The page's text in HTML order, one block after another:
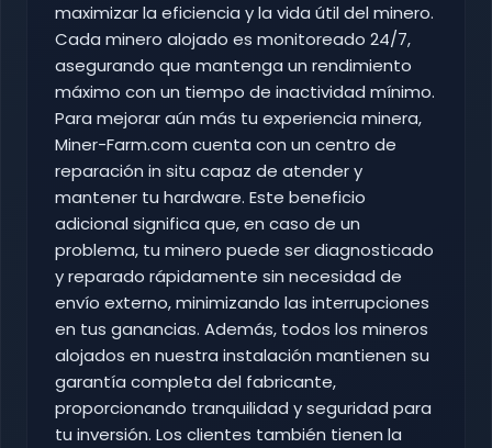
maximizar la eficiencia y la vida útil del minero.
Cada minero alojado es monitoreado 24/7,
asegurando que mantenga un rendimiento
máximo con un tiempo de inactividad mínimo.
Para mejorar aún más tu experiencia minera,
Miner-Farm.com cuenta con un centro de
reparación in situ capaz de atender y
mantener tu hardware. Este beneficio
adicional significa que, en caso de un
problema, tu minero puede ser diagnosticado
y reparado rápidamente sin necesidad de
envío externo, minimizando las interrupciones
en tus ganancias. Además, todos los mineros
alojados en nuestra instalación mantienen su
garantía completa del fabricante,
proporcionando tranquilidad y seguridad para
tu inversión. Los clientes también tienen la